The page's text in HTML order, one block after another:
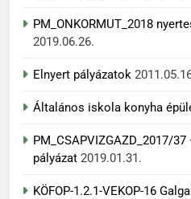
PM_ONKORMUT_2018
2019.06.26.
Elnyert pályázatok
Általános iskola konyha
PM_CSAPVIZGAZD_2017/
pályázat 2019.01.31.
KÖFOP-1.2.1-VEKOP-16